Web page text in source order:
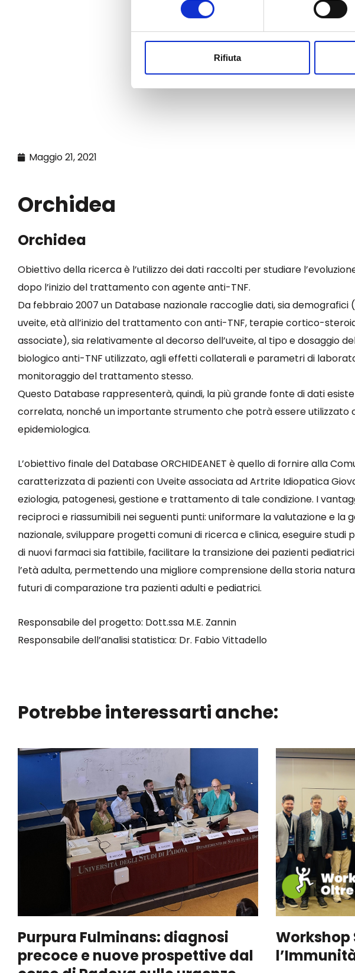
Rifiuta
Maggio 21, 2021
Orchidea
Orchidea
Obiettivo della ricerca è l’utilizzo dei dati raccolti per studiare
dopo l’inizio del trattamento con agente anti-TNF.
Da febbraio 2007 un Database nazionale raccoglie dati, sia demografici
uveite, età all’inizio del trattamento con anti-TNF, terapie cortico-
associate), sia relativamente al decorso dell’uveite, al tipo e dosaggio
biologico anti-TNF utilizzato, agli effetti collaterali e parametri di
monitoraggio del trattamento stesso.
Questo Database rappresenterà, quindi, la più grande fonte di dati
correlata, nonché un importante strumento che potrà essere utilizzato
epidemiologica.
L’obiettivo finale del Database ORCHIDEANET è quello di fornire alla
caratterizzata di pazienti con Uveite associata ad Artrite Idiopatica
eziologia, patogenesi, gestione e trattamento di tale condizione. I
reciproci e riassumibili nei seguenti punti: uniformare la valutazione e la
nazionale, sviluppare progetti comuni di ricerca e clinica, eseguire
di nuovi farmaci sia fattibile, facilitare la transizione dei pazienti
l’età adulta, permettendo una migliore comprensione della storia
futuri di comparazione tra pazienti adulti e pediatrici.
Responsabile del progetto: Dott.ssa M.E. Zannin
Responsabile dell’analisi statistica: Dr. Fabio Vittadello
Potrebbe interessarti anche:
Purpura Fulminans: diagnosi
precoce e nuove prospettive dal
Workshop